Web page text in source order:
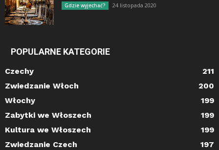
Gdzie wyjechać? 24 listopada 2020
POPULARNE KATEGORIE
Czechy
211
Zwiedzanie Włoch
200
Włochy
199
Zabytki we Włoszech
199
Kultura we Włoszech
199
Zwiedzanie Czech
197